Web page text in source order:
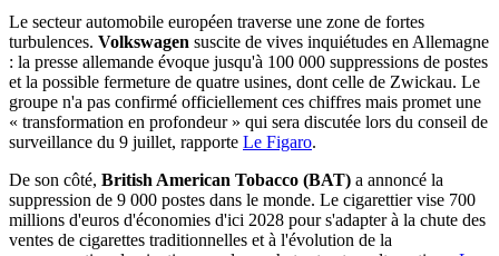
Le secteur automobile européen traverse une zone de fortes
turbulences. Volkswagen suscite de vives inquiétudes en Allemagne
: la presse allemande évoque jusqu'à 100 000 suppressions de postes
et la possible fermeture de quatre usines, dont celle de Zwickau. Le
groupe n'a pas confirmé officiellement ces chiffres mais promet une
« transformation en profondeur » qui sera discutée lors du conseil de
surveillance du 9 juillet, rapporte Le Figaro.
De son côté, British American Tobacco (BAT) a annoncé la
suppression de 9 000 postes dans le monde. Le cigarettier vise 700
millions d'euros d'économies d'ici 2028 pour s'adapter à la chute des
ventes de cigarettes traditionnelles et à l'évolution de la